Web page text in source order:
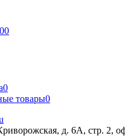
0
товары0
Криворожская, д. 6А,